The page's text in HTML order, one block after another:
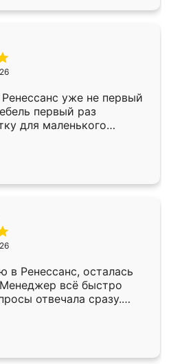
уже не первый
первый раз
для маленького
,во второй раз
По качеству очень
быстрая,
более разнообразный.
что-то потребуется из
только здесь.
в Ренессанс, осталась
всё быстро
отвечала сразу.
в субботу, подошёл к
Собрали
аккуратно, даже